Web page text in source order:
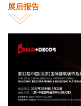
集团展会
参展联络
展后报告